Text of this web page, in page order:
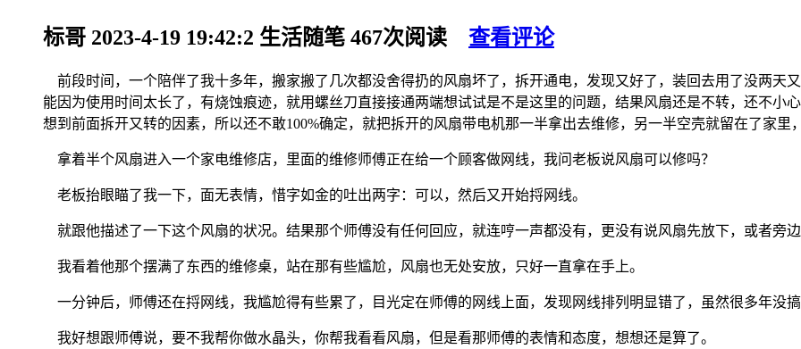
标哥 2023-4-19 19:42:2 生活随笔 467次阅读 查看评论
前段时间，一个陪伴了我十多年，搬家搬了几次都没舍得扔的风扇坏了，拆开通电，发现又好了，装回去用了没两天
能因为使用时间太长了，有烧蚀痕迹，就用螺丝刀直接接通两端想试试是不是这里的问题，结果风扇还是不转，还不小
想到前面拆开又转的因素，所以还不敢100%确定，就把拆开的风扇带电机那一半拿出去维修，另一半空壳就留在了家里
拿着半个风扇进入一个家电维修店，里面的维修师傅正在给一个顾客做网线，我问老板说风扇可以修吗？
老板抬眼瞄了我一下，面无表情，惜字如金的吐出两字：可以，然后又开始捋网线。
就跟他描述了一下这个风扇的状况。结果那个师傅没有任何回应，就连哼一声都没有，更没有说风扇先放下，或者旁
我看着他那个摆满了东西的维修桌，站在那有些尴尬，风扇也无处安放，只好一直拿在手上。
一分钟后，师傅还在捋网线，我尴尬得有些累了，目光定在师傅的网线上面，发现网线排列明显错了，虽然很多年没
我好想跟师傅说，要不我帮你做水晶头，你帮我看看风扇，但是看那师傅的表情和态度，想想还是算了。